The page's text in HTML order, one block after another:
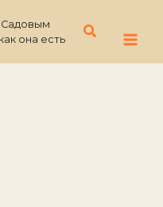
Садовым
она есть
Поиск